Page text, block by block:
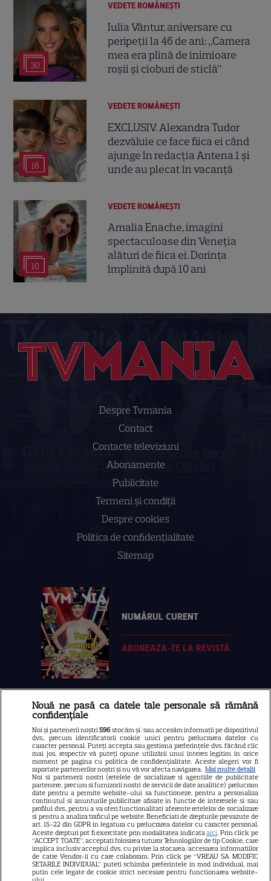
30
VEDETE ROMÂNEŞTI
Iulia Vântur, aniversare cu
peripeții la 46 de ani: „Camera
mea era plină de inimioare
roșii și cioburi de sticlă”
16
VEDETE ROMÂNEŞTI
EXCLUSIV. Alexandra Tudor
dezvăluie ce face fiica ei când
ajunge în redacția Antena 1 și
unde au plecat în vacanță
10
VEDETE ROMÂNEŞTI
Amalia Enache, imagini
spectaculoase din Veneția
alături de fiica ei. Dorința
împlinită după 10 ani
Despre Tvmania
Contact
Contacte televiziuni
Abonamente
Publicitate
Termeni și condiții
Despre cookies
Politica de confidenţialitate
Sitemap
NUMĂRUL CURENT
ABONEAZA-TE LA REVISTĂ
Libertatea
Libertatea pentru femei
GSP
Știri mondene
Avantaje
Elle
Unica
Retete practice
URMĂREȘTE-NE PE
Nouă ne pasă ca datele tale personale să rămână
confidențiale
Noi și partenerii noștri596 stocăm și/sau accesăm informații pe dispozitivul
dvs., precum identificatorii cookie unici pentru prelucrarea datelor cu
caracter personal. Puteți accepta sau gestiona preferințele dvs. făcând clic
mai jos, respectiv vă puteți opune utilizării unui interes legitim în orice
moment pe pagina cu politica de confidențialitate. Aceste alegeri vor fi
raportate partenerilor noștri și nu vă vor afecta navigarea. Mai multe detalii
Noi si partenerii nostri (retelele de socializare si agentiile de publicitate
partenere, precum si furnizorii nostri de servicii de date analitice) prelucram
date pentru a permite website-ului sa functioneze, pentru a personaliza
continutul si anunturile publicitare afisate in functie de interesele si/sau
profilul dvs., pentru a va oferi functionalitati aferente retelelor de socializare
si pentru a analiza traficul pe website. Beneficiati de drepturile prevazute de
art. 15-22 din GDPR in legatura cu prelucrarea datelor cu caracter personal.
Aceste drepturi pot fi exercitate prin modalitatea indicataaici. Prin click pe
“ACCEPT TOATE”, acceptati folosirea tuturor Tehnologiilor de tip Cookie, care
implica inclusiv acceptul dvs. cu privire la stocarea/accesarea informatiilor
de catre Vendor-ii cu care colaboram. Prin click pe “VREAU SA MODIFIC
SETARILE INDIVIDUAL” puteti schimba preferintele in mod individual, mai
putin cele legate de cookie strict necesare pentru functionarea website-